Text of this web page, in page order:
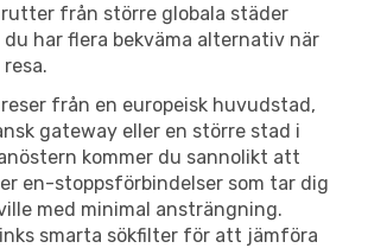
rutter från större globala städer
har flera bekväma alternativ när
från en europeisk huvudstad,
gateway eller en större stad i
kommer du sannolikt att
en-stoppsförbindelser som tar dig
med minimal ansträngning.
smarta sökfilter för att jämföra